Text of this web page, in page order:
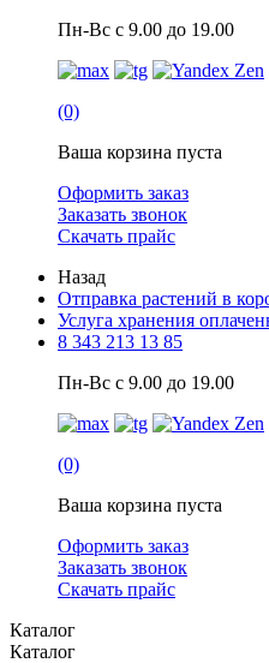
Пн-Вс с 9.00 до 19.00
(0)
Ваша корзина пуста
Оформить заказ
Заказать звонок
Скачать прайс
Назад
Отправка растений в
Услуга хранения
8 343 213 13 85
Пн-Вс с 9.00 до 19.00
(0)
Ваша корзина пуста
Оформить заказ
Заказать звонок
Скачать прайс
Каталог
Каталог